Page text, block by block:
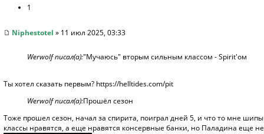
1
Niphestotel » 11 июл 2025, 03:33
Werwolf писал(а):"Мучаюсь" вторым сильным классом - Spirit'ом
Ты хотел сказать первым? https://helltides.com/pit
Werwolf писал(а):Прошёл сезон
Тоже прошел сезон, начал за спирита, поиграл дней 5, и что то мне
классы нравятся, а еще нравятся консервные банки, но Паладина еще